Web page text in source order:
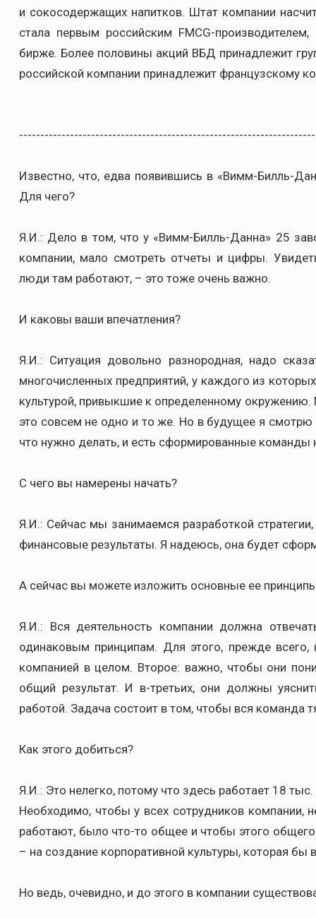
и сокосодержащих напитков. Штат компании
стала первым российским FMCG-
бирже. Более половины акций ВБД принадлежит
российской компании принадлежит французскому
Известно, что, едва появившись в «Вимм-Билль-
Для чего?
Я.И.: Дело в том, что у «Вимм-Билль-Данна» 25
компании, мало смотреть отчеты и цифры.
люди там работают, – это тоже очень важно.
И каковы ваши впечатления?
Я.И.: Ситуация довольно разнородная, надо
многочисленных предприятий, у каждого из
культурой, привыкшие к определенному
это совсем не одно и то же. Но в будущее я
что нужно делать, и есть сформированные команды
С чего вы намерены начать?
Я.И.: Сейчас мы занимаемся разработкой
финансовые результаты. Я надеюсь, она будет
А сейчас вы можете изложить основные ее
Я.И.: Вся деятельность компании должна
одинаковым принципам. Для этого, прежде
компанией в целом. Второе: важно, чтобы они
общий результат. И в-третьих, они должны
работой. Задача состоит в том, чтобы вся команда
Как этого добиться?
Я.И.: Это нелегко, потому что здесь работает 18
Необходимо, чтобы у всех сотрудников компании,
работают, было что-то общее и чтобы этого
– на создание корпоративной культуры, которая бы
Но ведь, очевидно, и до этого в компании